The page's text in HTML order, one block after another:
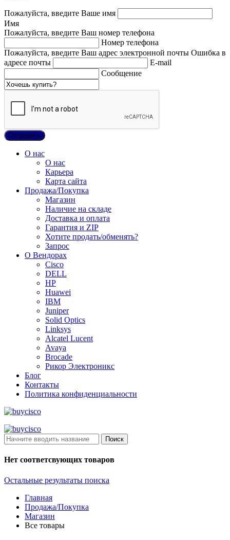
Пожалуйста, введите Ваше имя
Имя
Пожалуйста, введите Ваш номер телефона
Номер телефона
Пожалуйста, введите Ваш адрес электронной почты Ошибка в
адресе почты
E-mail
Сообщение
О нас
О нас
Карьера
Карта сайта
Продажа/Покупка
Магазин
Наличие на складе
Доставка и оплата
Гарантия и ZIP
Хотите продать/обменять?
Запрос
О Вендорах
Cisco
DELL
HP
Huawei
IBM
Juniper
Solid Optics
Linksys
Alcatel Lucent
Avaya
Brocade
Рикор Электроникс
Блог
Контакты
Политика конфиденциальности
Поиск
Нет соответсвующих товаров
Остальные результаты поиска
Главная
Продажа/Покупка
Магазин
Все товары